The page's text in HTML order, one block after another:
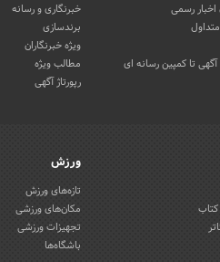
اخبار رسمی
آگهی تا کمپین رسانه ای
خبرنگاری و رسانه
برندسازی
ویژه خبرنگاران
مطالب ویژه
رپورتاژ آگهی
ورزش
تازه‌های ورزش
مکان‌های ورزشی
تجهیزات ورزشی
باشگاه‌ها